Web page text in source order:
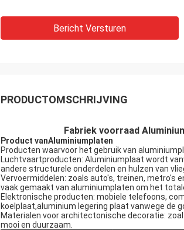
Bericht Versturen
PRODUCTOMSCHRIJVING
Fabriek voorraad
Product vanAluminiumplaten
Producten waarvoor het gebruik van
Luchtvaartproducten: Aluminiumplaat wordt
andere structurele onderdelen en hulzen van
Vervoermiddelen: zoals auto's, treinen, metro's
vaak gemaakt van aluminiumplaten om het
Elektronische producten: mobiele telefoons,
koelplaat,aluminium legering plaat vanwege de
Materialen voor architectonische decoratie:
mooi en duurzaam.